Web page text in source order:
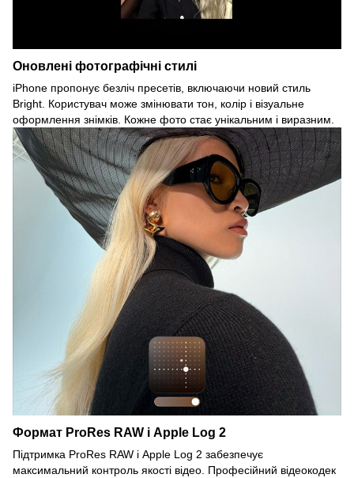
Оновлені фотографічні стилі
iPhone пропонує безліч пресетів, включаючи новий стиль
Bright. Користувач може змінювати тон, колір і візуальне
оформлення знімків. Кожне фото стає унікальним і виразним.
Формат ProRes RAW і Apple Log 2
Підтримка ProRes RAW і Apple Log 2 забезпечує
максимальний контроль якості відео. Професійний відеокодек